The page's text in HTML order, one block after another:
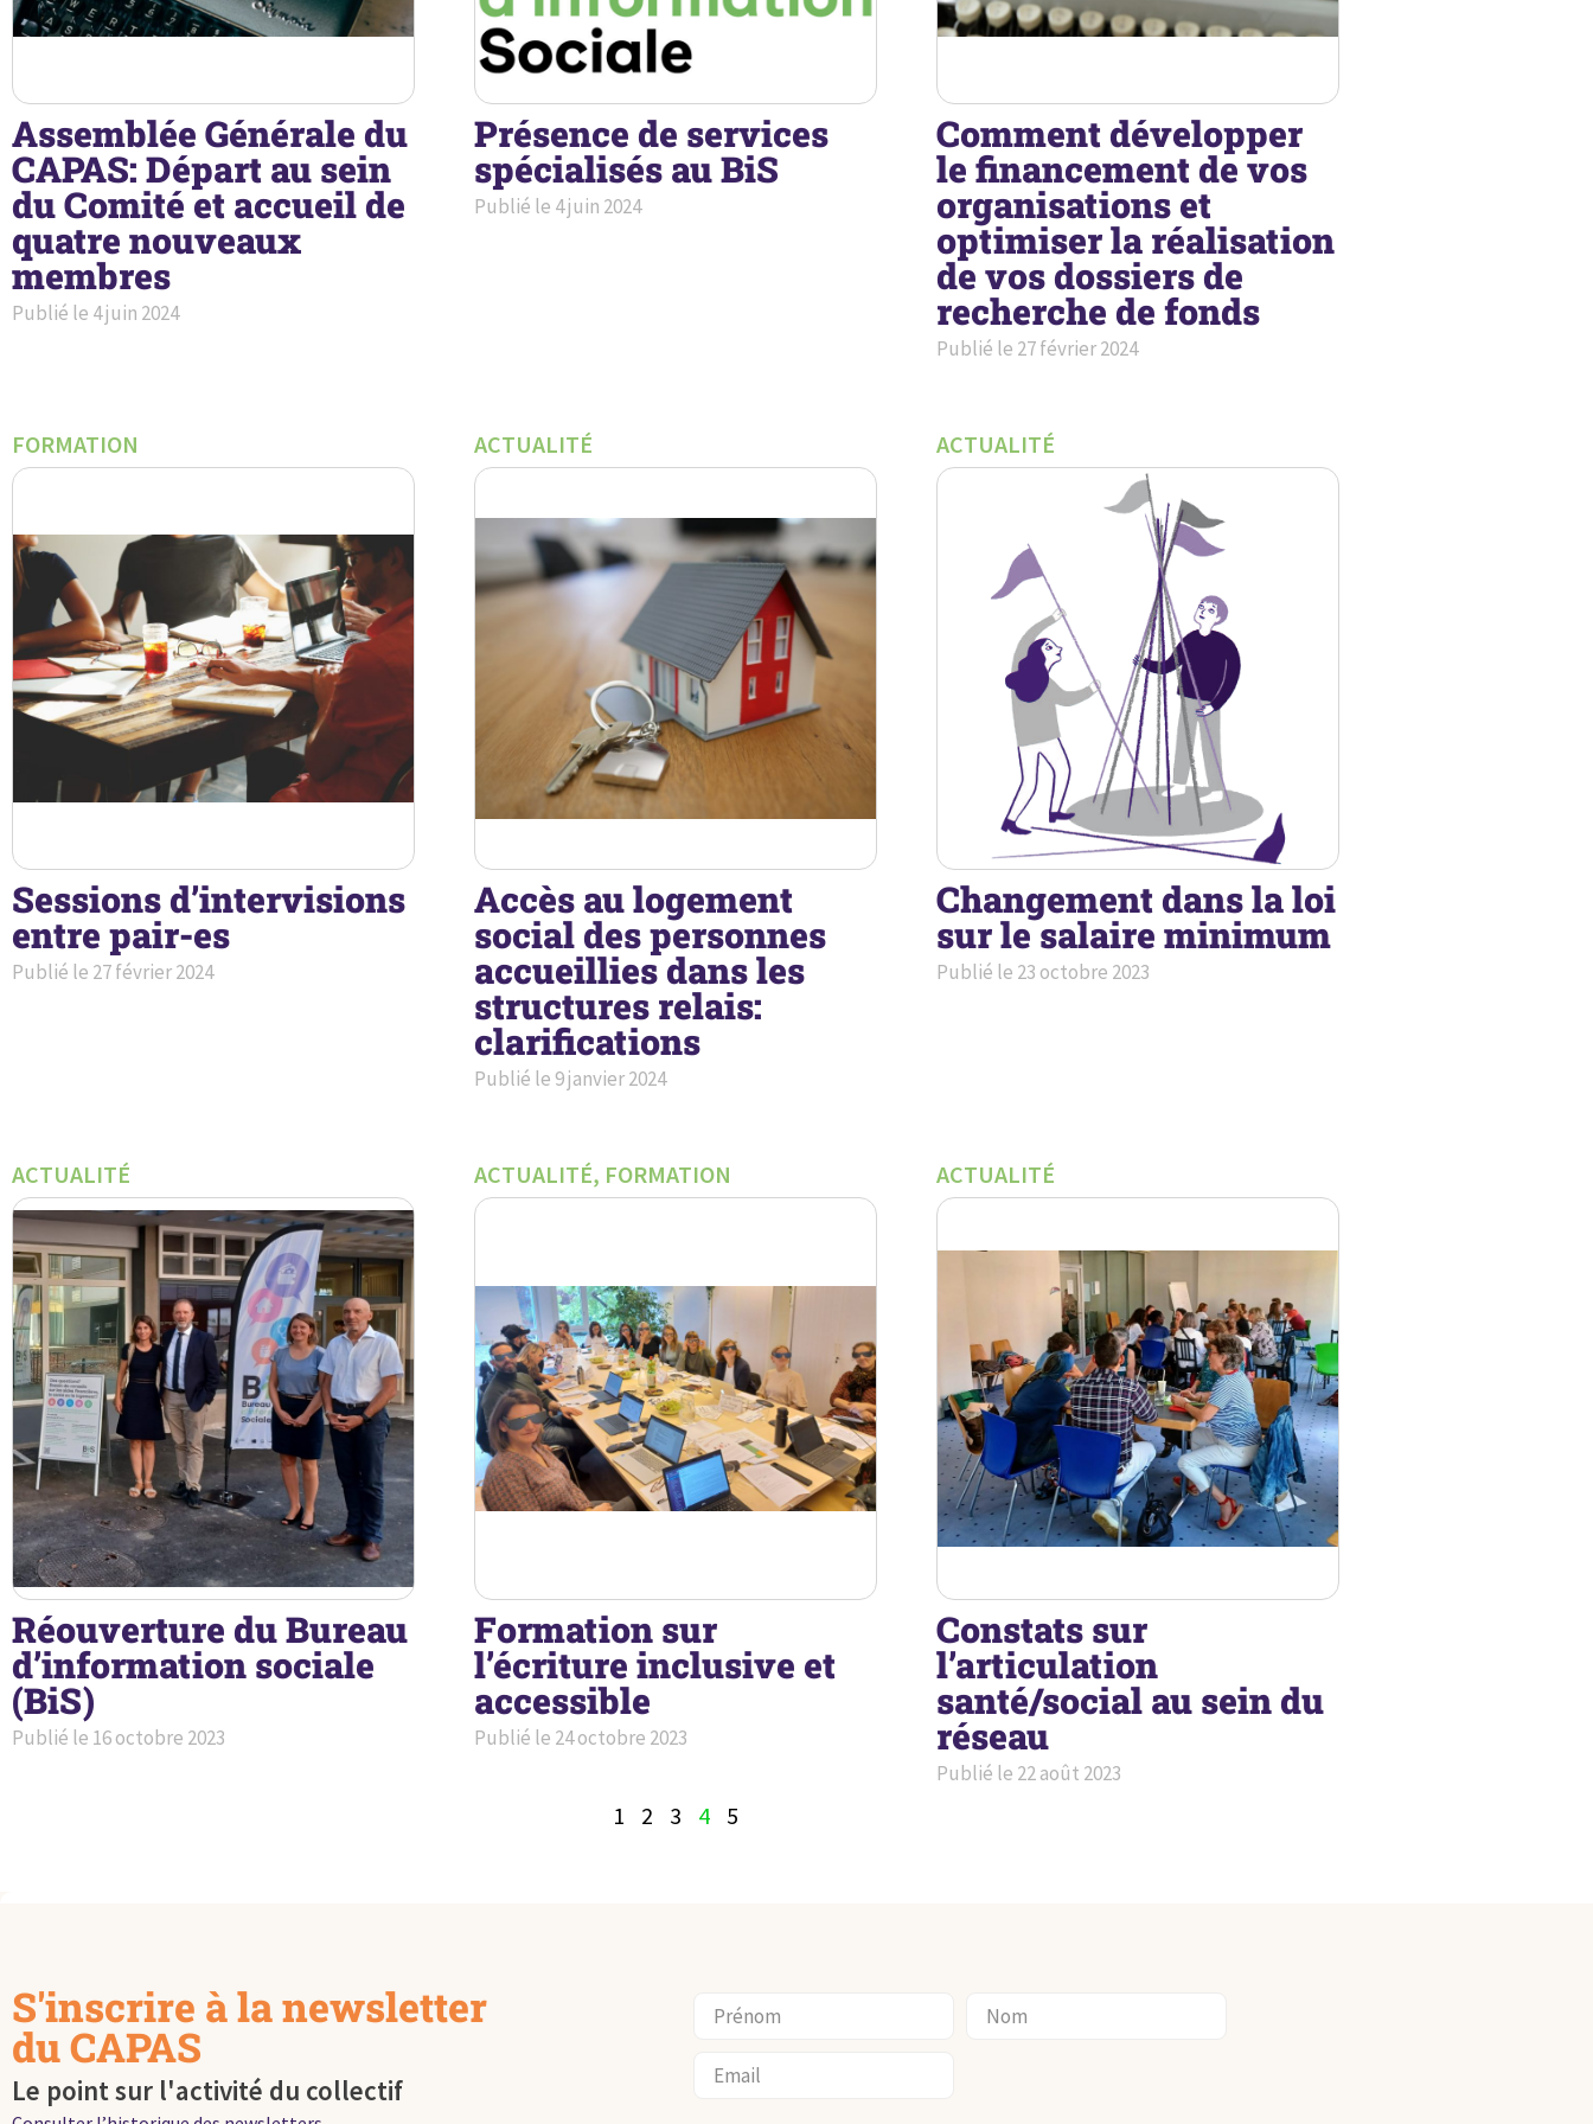
Assemblée Générale du
CAPAS: Départ au sein
du Comité et accueil de
quatre nouveaux
membres
Publié le 4 juin 2024
Présence de services
spécialisés au BiS
Publié le 4 juin 2024
Comment développer
le financement de vos
organisations et
optimiser la réalisation
de vos dossiers de
recherche de fonds
Publié le 27 février 2024
FORMATION
Sessions d’intervisions
entre pair-es
Publié le 27 février 2024
ACTUALITÉ
Accès au logement
social des personnes
accueillies dans les
structures relais:
clarifications
Publié le 9 janvier 2024
ACTUALITÉ
Changement dans la loi
sur le salaire minimum
Publié le 23 octobre 2023
ACTUALITÉ
Réouverture du Bureau
d’information sociale
(BiS)
Publié le 16 octobre 2023
ACTUALITÉ, FORMATION
Formation sur
l’écriture inclusive et
accessible
Publié le 24 octobre 2023
ACTUALITÉ
Constats sur
l’articulation
santé/social au sein du
réseau
Publié le 22 août 2023
1 2 3 4 5
S'inscrire à la newsletter
du CAPAS
Le point sur l'activité du collectif